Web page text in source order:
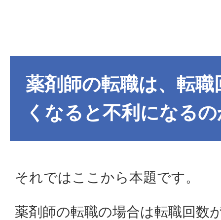
薬剤師の転職は、転職
くなると不利になる
それではここから本題です。
薬剤師の転職の場合は転職回数